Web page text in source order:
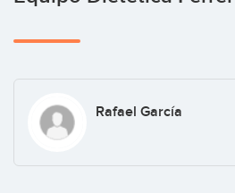
Rafael García